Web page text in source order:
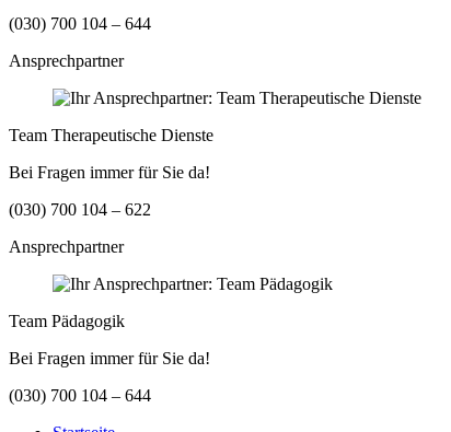
(030) 700 104 – 644
Ansprechpartner
Team Therapeutische Dienste
Bei Fragen immer für Sie da!
(030) 700 104 – 622
Ansprechpartner
Team Pädagogik
Bei Fragen immer für Sie da!
(030) 700 104 – 644